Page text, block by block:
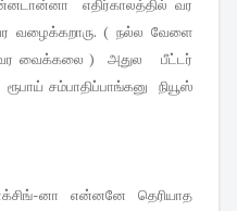
எதிர்காலத்தில் வர
வழைக்கறாரு. ( நல்ல வேளை
வர வைக்கலை ) அதுல பீட்டர்
சம்பாதிப்பாங்கனு நியூஸ்
னா என்னனே தெரியாத